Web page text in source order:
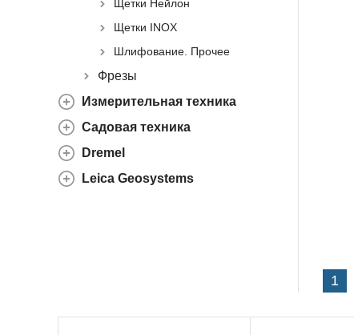
Щетки Нейлон
Щетки INOX
Шлифование. Прочее
Фрезы
Измерительная техника
Садовая техника
Dremel
Leica Geosystems
1